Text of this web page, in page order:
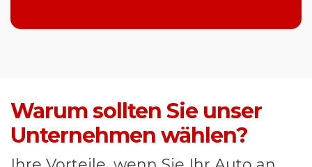
Warum sollten Sie unser
Unternehmen wählen?